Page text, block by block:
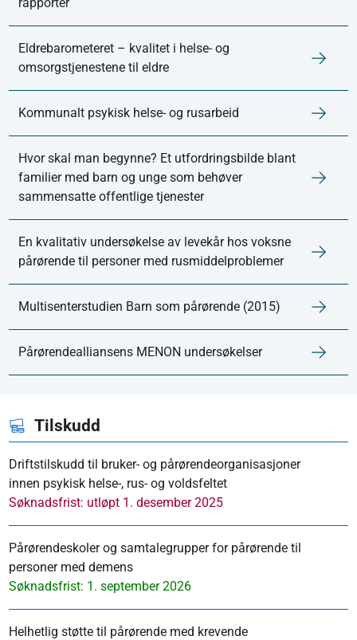
Eldrebarometeret – kvalitet i helse- og
omsorgstjenestene til eldre
Kommunalt psykisk helse- og rusarbeid
Hvor skal man begynne? Et utfordringsbilde blant
familier med barn og unge som behøver
sammensatte offentlige tjenester
En kvalitativ undersøkelse av levekår hos voksne
pårørende til personer med rusmiddelproblemer
Multisenterstudien Barn som pårørende (2015)
Pårørendealliansens MENON undersøkelser
Tilskudd
Driftstilskudd til bruker- og pårørendeorganisasjoner
innen psykisk helse-, rus- og voldsfeltet
Søknadsfrist: utløpt 1. desember 2025
Pårørendeskoler og samtalegrupper for pårørende til
personer med demens
Søknadsfrist: 1. september 2026
Helhetlig støtte til pårørende med krevende